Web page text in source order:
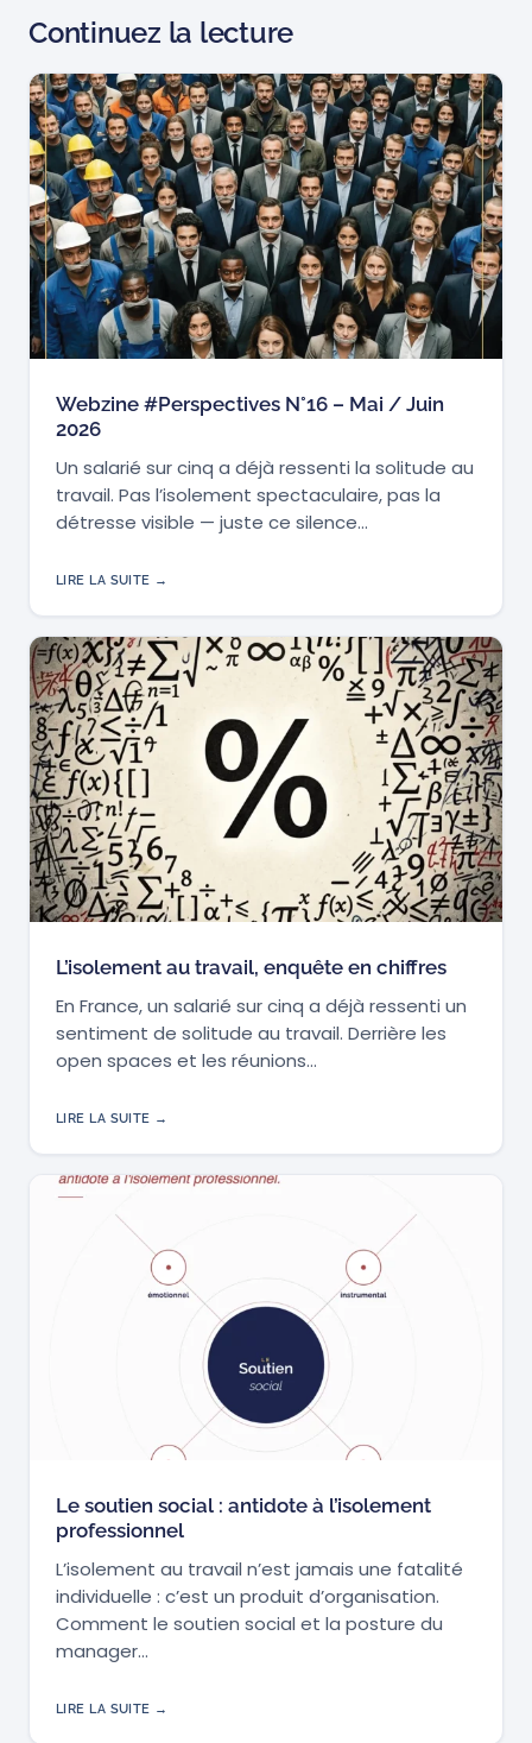
Continuez la lecture
Webzine #Perspectives N°16 – Mai / Juin
2026
Un salarié sur cinq a déjà ressenti la solitude au
travail. Pas l’isolement spectaculaire, pas la
détresse visible — juste ce silence…
LIRE LA SUITE →
L’isolement au travail, enquête en chiffres
En France, un salarié sur cinq a déjà ressenti un
sentiment de solitude au travail. Derrière les
open spaces et les réunions…
LIRE LA SUITE →
Le soutien social : antidote à l’isolement
professionnel
L’isolement au travail n’est jamais une fatalité
individuelle : c’est un produit d’organisation.
Comment le soutien social et la posture du
manager…
LIRE LA SUITE →